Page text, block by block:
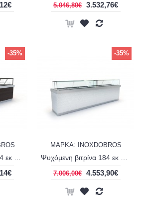
5.046,80€ 3.532,76€
-35% -35%
ΜΑΡΚΑ: INOXDOBROS
7.006,00€ 4.553,90€